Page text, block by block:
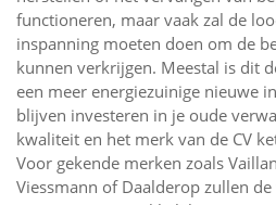
functioneren, maar vaak zal de
inspanning moeten doen om de
kunnen verkrijgen. Meestal is dit
een meer energiezuinige nieuwe
blijven investeren in je oude
kwaliteit en het merk van de CV
Voor gekende merken zoals
Viessmann of Daalderop zullen